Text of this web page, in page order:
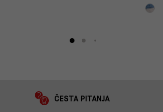
ČESTA PITANJA